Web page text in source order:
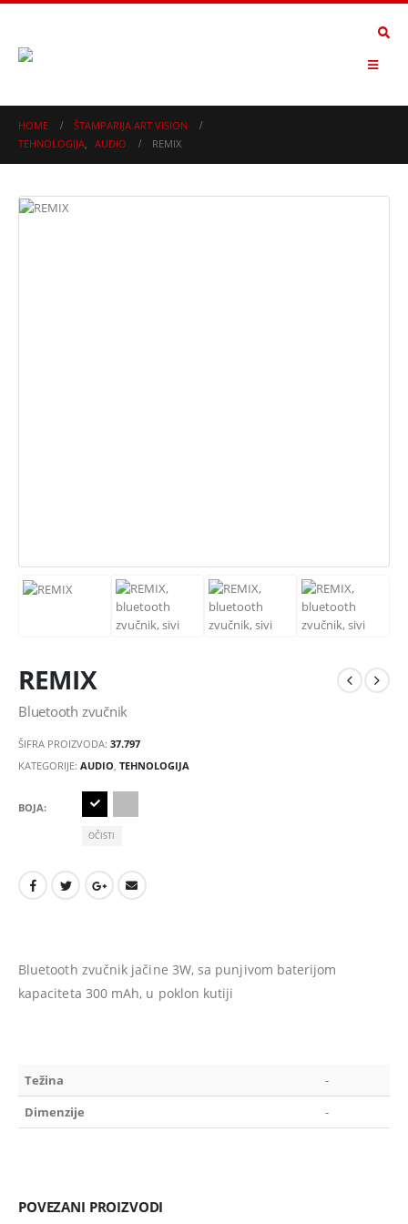
HOME
ŠTAMPARIJA ART VISION
TEHNOLOGIJA, AUDIO REMIX
REMIX
Bluetooth zvučnik
ŠIFRA PROIZVODA: 37.797
KATEGORIJE: AUDIO TEHNOLOGIJA
BOJA
OČISTI
Bluetooth zvučnik jačine 3W, sa punjivom baterijom
kapaciteta 300 mAh, u poklon kutiji
Težina
-
Dimenzije
-
POVEZANI PROIZVODI